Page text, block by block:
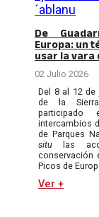
De
Europa: un
usar la vara
02 Julio 2026
Del 8 al 12 de
de la
intercambios
de Parques
situ las
conservación
Picos de
Ver +